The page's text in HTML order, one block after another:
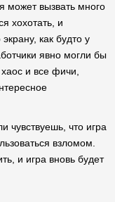
может вызвать много
хохотать, и
как будто у
явно могли бы
и все фичи,
чувствуешь, что игра
взломом.
и игра вновь будет